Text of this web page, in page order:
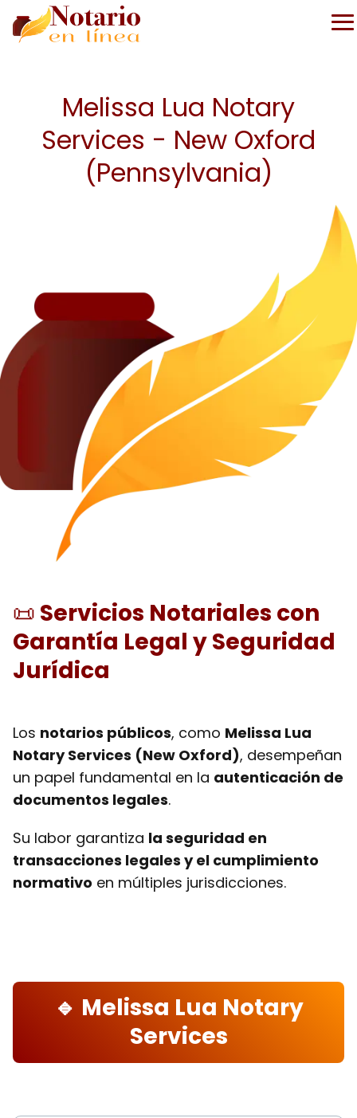
Melissa Lua Notary
Services - New Oxford
(Pennsylvania)
📜 Servicios Notariales con
Garantía Legal y Seguridad
Jurídica
Los notarios públicos, como Melissa Lua
Notary Services (New Oxford), desempeñan
un papel fundamental en la autenticación de
documentos legales.
Su labor garantiza la seguridad en
transacciones legales y el cumplimiento
normativo en múltiples jurisdicciones.
🔹 Melissa Lua Notary
Services